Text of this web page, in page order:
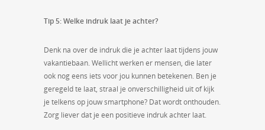
Tip 5: Welke indruk laat je achter?
Denk na over de indruk die je achter laat tijdens jouw
vakantiebaan. Wellicht werken er mensen, die later
ook nog eens iets voor jou kunnen betekenen. Ben je
geregeld te laat, straal je onverschilligheid uit of kijk
je telkens op jouw smartphone? Dat wordt onthouden.
Zorg liever dat je een positieve indruk achter laat.